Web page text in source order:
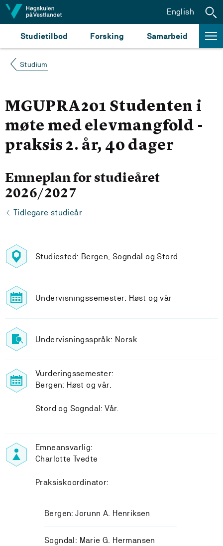
Hopp til innhald
Studietilbod Forsking Samarbeid
English
Studium
MGUPRA201 Studenten i
møte med elevmangfold -
praksis 2. år, 40 dager
Emneplan for studieåret
2026/2027
Tidlegare studieår
Studiested: Bergen, Sogndal og Stord
Undervisningssemester: Høst og vår
Undervisningsspråk: Norsk
Vurderingssemester:
Bergen: Høst og vår.
Stord og Sogndal: Vår.
Emneansvarlig:
Charlotte Tvedte
Praksiskoordinator:
Bergen: Jorunn A. Henriksen
Sogndal: Marie G. Hermansen